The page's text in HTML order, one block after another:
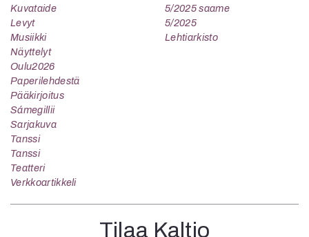
Kuvataide
Levyt
Musiikki
Näyttelyt
Oulu2026
Paperilehdestä
Pääkirjoitus
Sámegillii
Sarjakuva
Tanssi
Tanssi
Teatteri
Verkkoartikkeli
5/2025 saame
5/2025
Lehtiarkisto
Tilaa Kaltio